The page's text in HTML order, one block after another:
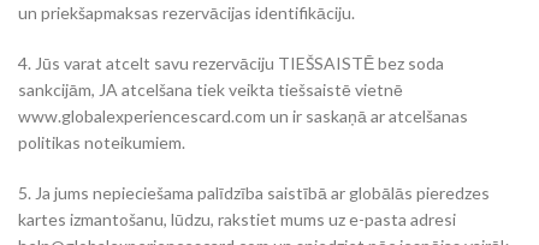
un priekšapmaksas rezervācijas identifikāciju.
4. Jūs varat atcelt savu rezervāciju TIEŠSAISTĒ bez soda
sankcijām, JA atcelšana tiek veikta tiešsaistē vietnē
www.globalexperiencescard.com un ir saskaņā ar atcelšanas
politikas noteikumiem.
5. Ja jums nepieciešama palīdzība saistībā ar globālās pieredzes
kartes izmantošanu, lūdzu, rakstiet mums uz e-pasta adresi